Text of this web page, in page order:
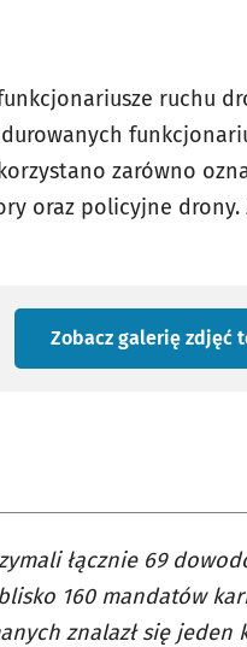
ruchu
zarówno
oraz policyjne
Zobacz galerię zdjęć
łącznie 69
160 mandatów
znalazł się